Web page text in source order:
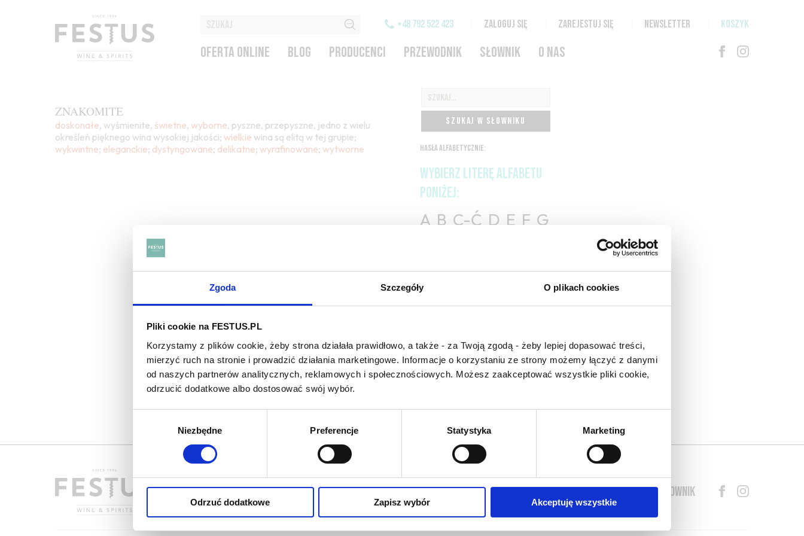
Zgoda Szczegóły O plikach cookies
Pliki cookie na FESTUS.PL
Korzystamy z plików cookie, żeby strona działała prawidłowo, a także - za Twoją zgodą - żeby lepiej dopasować treści,
mierzyć ruch na stronie i prowadzić działania marketingowe. Informacje o korzystaniu ze strony możemy łączyć z danymi
od naszych partnerów analitycznych, reklamowych i społecznościowych. Możesz zaakceptować wszystkie pliki cookie,
odrzucić dodatkowe albo dostosować swój wybór.
Niezbędne Preferencje Statystyka Marketing
Odrzuć dodatkowe Zapisz wybór Akceptuję wszystkie
+48 792 522 423 ZALOGUJ SIĘ ZAREJESTUJ SIĘ NEWSLETTER KOSZYK
OFERTA ONLINE BLOG PRODUCENCI PRZEWODNIK SŁOWNIK O NAS
ZNAKOMITE
doskonałe, wyśmienite, świetne, wyborne, pyszne, przepyszne, jedno z wielu
określeń pięknego wina wysokiej jakości; wielkie wina są elitą w tej grupie;
wykwintne; eleganckie; dystyngowane; delikatne; wyrafinowane; wytworne
SZUKAJ W SŁOWNIKU
HASŁA ALFABETYCZNIE:
WYBIERZ LITERĘ ALFABETU
PONIŻEJ:
A B C-Ć D E F G
U
Z-Ź-Ż
słownika nowych haseł.
Jeśli jakis termin stwarza
Państwu szczególny
słowniku -proszę nas o
O NAS OFERTA ONLINE PRODUCENCI BLOG PRZEWODNIK SŁOWNIK